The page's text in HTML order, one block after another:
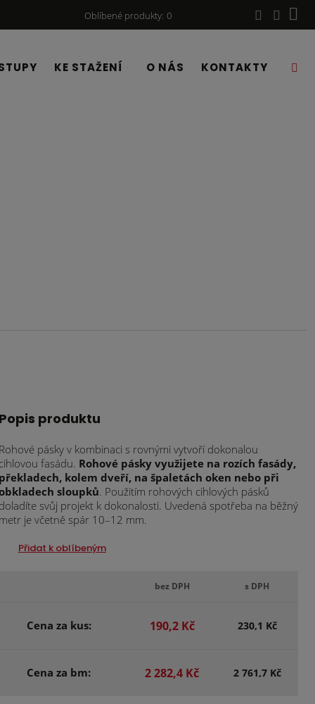
Oblíbené produkty 0
KE STAŽENÍ O NÁS KONTAKTY
produktu
pásky v kombinaci s rovnými vytvoří dokonalou
fasádu. Rohové pásky využijete na rozích fasády,
kolem dveří, na špaletách oken nebo při
sloupků. Použitím rohových cihlových pásků
svůj projekt k dokonalosti. Uvedená spotřeba na běžný
je včetně spár 10–12 mm.
Přidat k oblíbeným
bez DPH s DPH
Cena za kus: 190,2 Kč 230,1 Kč
Cena za bm: 2 282,4 Kč 2 761,7 Kč